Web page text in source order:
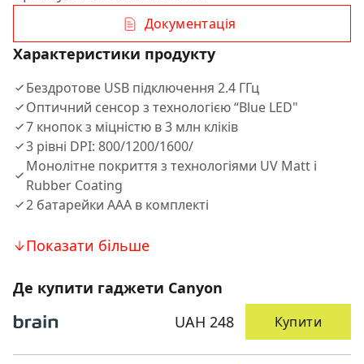
Документація
Характеристики продукту
Бездротове USB підключення 2.4 ГГц
Оптичний сенсор з технологією “Blue LED"
7 кнопок з міцністю в 3 млн кліків
3 рівні DPI: 800/1200/1600/
Монолітне покриття з технологіями UV Matt і
Rubber Coating
2 батарейки AAA в комплекті
Показати більше
Де купити гаджети Canyon
UAH 248
Купити